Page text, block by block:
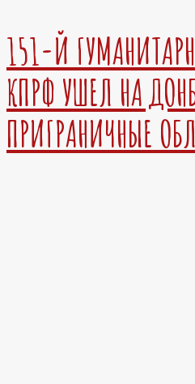
151-Й
КПРФ УШЕЛ НА
ПРИГРАНИЧНЫЕ